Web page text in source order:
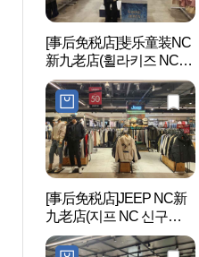
[事后免税店]斐乐童装NC
新九老店(휠라키즈 NC 신
구로점)
[事后免税店]JEEP NC新
九老店(지프 NC 신구로
점)